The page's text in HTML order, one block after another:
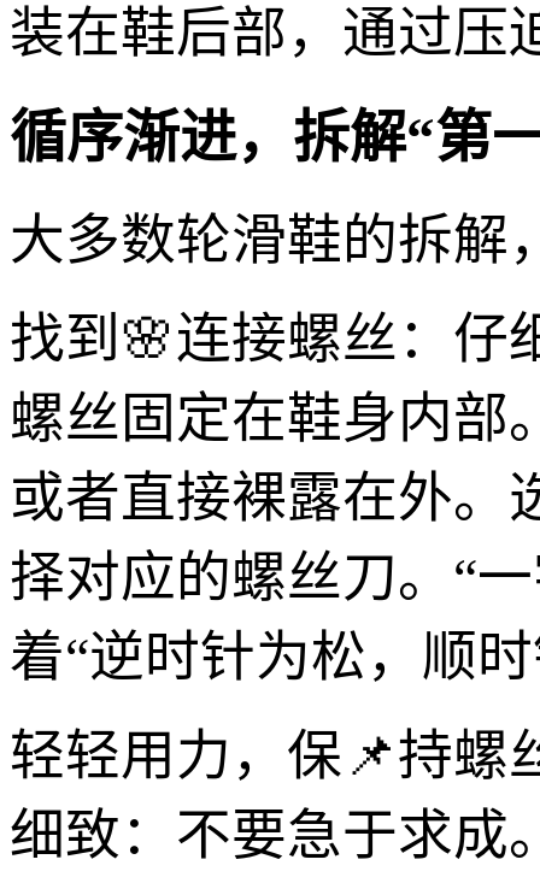
装在鞋后部，通过压
循序渐进，拆解“第
大多数轮滑鞋的拆解
找到🌸连接螺丝：仔
螺丝固定在鞋身内部
或者直接裸露在外。
择对应的螺丝刀。“
着“逆时针为松，顺
轻轻用力，保📌持螺
细致：不要急于求成